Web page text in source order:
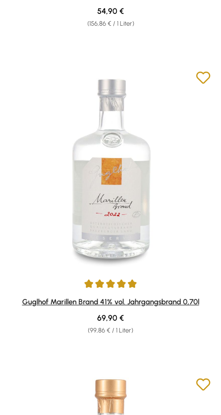
(156,86 € / 1 Liter)
Regulärer Preis:
54,90 €
Durchschnittliche Bewertung von 4.95 von 5 Sternen
Guglhof Marillen Brand 41% vol. Jahrgangsbrand 0,70l
(99,86 € / 1 Liter)
Regulärer Preis:
69,90 €